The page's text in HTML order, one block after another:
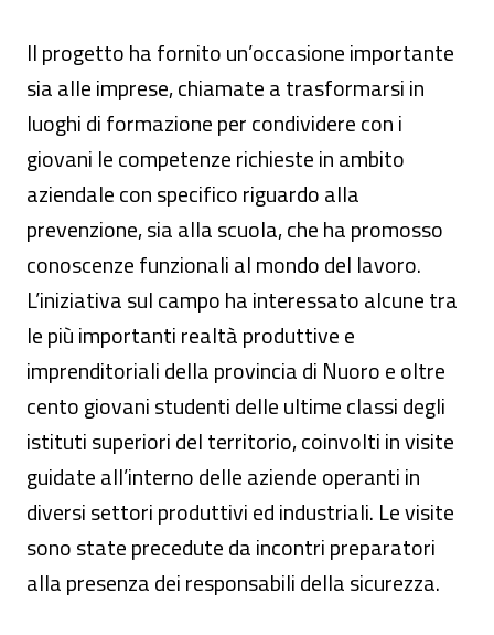
Il progetto ha fornito un’occasione importante
sia alle imprese, chiamate a trasformarsi in
luoghi di formazione per condividere con i
giovani le competenze richieste in ambito
aziendale con specifico riguardo alla
prevenzione, sia alla scuola, che ha promosso
conoscenze funzionali al mondo del lavoro.
L’iniziativa sul campo ha interessato alcune tra
le più importanti realtà produttive e
imprenditoriali della provincia di Nuoro e oltre
cento giovani studenti delle ultime classi degli
istituti superiori del territorio, coinvolti in visite
guidate all’interno delle aziende operanti in
diversi settori produttivi ed industriali. Le visite
sono state precedute da incontri preparatori
alla presenza dei responsabili della sicurezza.